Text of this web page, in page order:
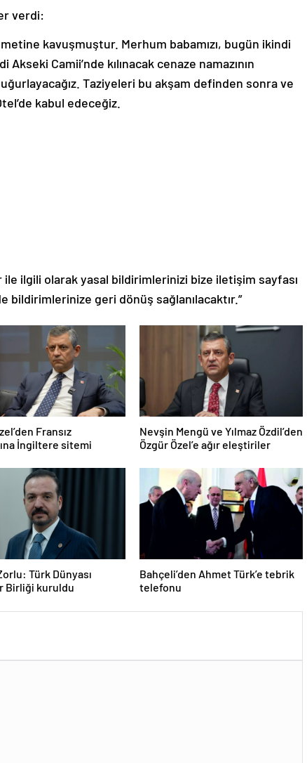
verdi:
kavuşmuştur. Merhum babamızı, bugün ikindi
Camii’nde kılınacak cenaze namazının
Taziyeleri bu akşam definden sonra ve
kabul edeceğiz.
ilgili olarak yasal bildirimlerinizi bize iletişim sayfası
bildirimlerinize geri dönüş sağlanılacaktır.”
Fransız
İngiltere sitemi
Nevşin Mengü ve Yılmaz Özdil’den
Özgür Özel’e ağır eleştiriler
Türk Dünyası
Birliği kuruldu
Bahçeli’den Ahmet Türk’e tebrik
telefonu